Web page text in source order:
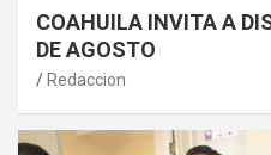
COAHUILA INVITA A
DE AGOSTO
Redaccion